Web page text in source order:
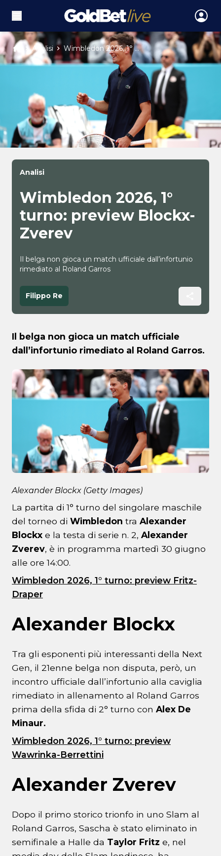
Analisi Wimbledon 2026, 1° ...
Analisi
Wimbledon 2026, 1°
turno: preview Blockx-
Zverev
Il belga non gioca un match ufficiale dall’infortunio
rimediato al Roland Garros
Filippo Re
Il belga non gioca un match ufficiale
dall’infortunio rimediato al Roland Garros.
Alexander Blockx (Getty Images)
La partita di 1° turno del singolare maschile
del torneo di Wimbledon tra Alexander
Blockx e la testa di serie n. 2, Alexander
Zverev, è in programma martedì 30 giugno
alle ore 14:00.
Wimbledon 2026, 1° turno: preview Fritz-
Draper
Alexander Blockx
Tra gli esponenti più interessanti della Next
Gen, il 21enne belga non disputa, però, un
incontro ufficiale dall’infortunio alla caviglia
rimediato in allenamento al Roland Garros
prima della sfida di 2° turno con Alex De
Minaur.
Wimbledon 2026, 1° turno: preview
Wawrinka-Berrettini
Alexander Zverev
Dopo il primo storico trionfo in uno Slam al
Roland Garros, Sascha è stato eliminato in
semifinale a Halle da Taylor Fritz e, nel